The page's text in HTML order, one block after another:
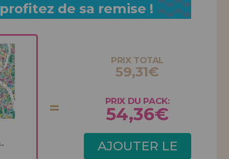
de sa remise !
PRIX TOTAL
59,31€
PRIX DU PACK:
54,36€
AJOUTER LE